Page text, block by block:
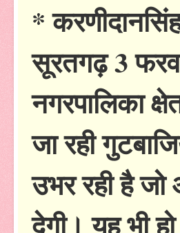
*
सूरतगढ़ 3
नगरपालिका
जा रही
उभर रही है